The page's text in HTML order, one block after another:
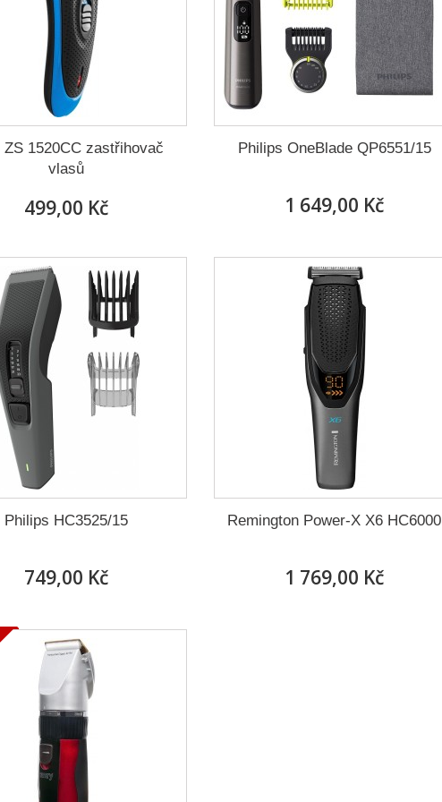
ZS 1520CC zastřihovač
vlasů
499,00 Kč
Philips OneBlade QP6551/15
1 649,00 Kč
Philips HC3525/15
749,00 Kč
Remington Power-X X6 HC6000
1 769,00 Kč